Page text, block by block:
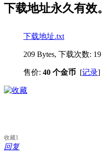
下载地址永久有效。
下载地址.txt
209 Bytes, 下载次数: 19
售价: 40 个金币 [记录]
收藏1
回复